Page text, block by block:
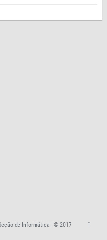
de Informática | © 2017